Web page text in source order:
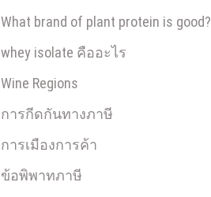
What brand of plant protein is good?
whey isolate คืออะไร
Wine Regions
การกีดกันทางภาษี
การเมืองการค้า
ข้อพิพาทภาษี